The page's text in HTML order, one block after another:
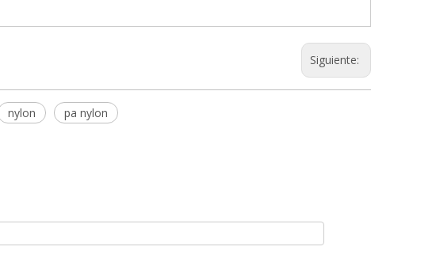
Siguiente:
nylon pa nylon